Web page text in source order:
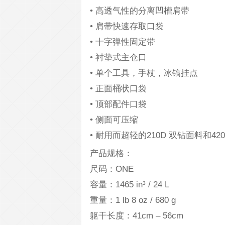
• 高透气性的分离凹槽肩带
• 肩带快速存取口袋
• 十字弹性固定带
• 衬垫式主仓口
• 单个工具，手杖，冰镐挂点
• 正面桶状口袋
• 顶部配件口袋
• 侧面可压缩
• 耐用而超轻的210D 双钻面料和
产品规格：
尺码：ONE
容量：1465 in³ / 24 L
重量：1 lb 8 oz / 680 g
躯干长度：41cm – 56cm